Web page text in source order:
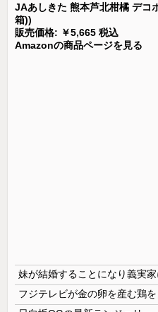
JAあしきた 熊本芦北柑橘 デコ
箱))
販売価格: ￥5,665 税込
Amazonの商品ページを見る